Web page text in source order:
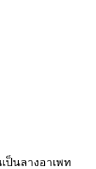
ป็นลางอาเพท